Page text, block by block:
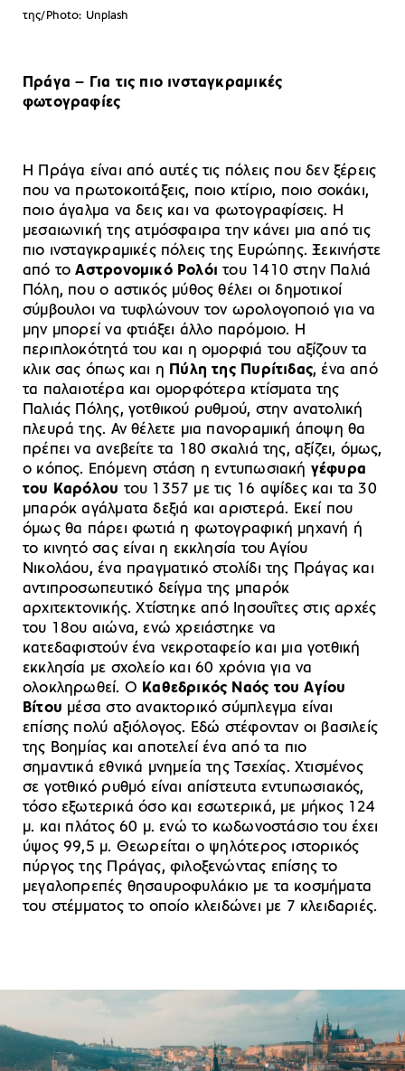
της/Photo: Unplash
Πράγα – Για τις πιο ινσταγκραμικές
φωτογραφίες
Η Πράγα είναι από αυτές τις πόλεις που δεν ξέρεις
που να πρωτοκοιτάξεις, ποιο κτίριο, ποιο σοκάκι,
ποιο άγαλμα να δεις και να φωτογραφίσεις. Η
μεσαιωνική της ατμόσφαιρα την κάνει μια από τις
πιο ινσταγκραμικές πόλεις της Ευρώπης. Ξεκινήστε
από τοΑστρονομικό Ρολόιτου 1410 στην Παλιά
Πόλη, που ο αστικός μύθος θέλει οι δημοτικοί
σύμβουλοι να τυφλώνουν τον ωρολογοποιό για να
μην μπορεί να φτιάξει άλλο παρόμοιο. Η
περιπλοκότητά του και η ομορφιά του αξίζουν τα
κλικ σας όπως και η Πύλη της Πυρίτιδας, ένα από
τα παλαιοτέρα και ομορφότερα κτίσματα της
Παλιάς Πόλης, γοτθικού ρυθμού, στην ανατολική
πλευρά της. Αν θέλετε μια πανοραμική άποψη θα
πρέπει να ανεβείτε τα 180 σκαλιά της, αξίζει, όμως,
ο κόπος. Επόμενη στάση η εντυπωσιακή γέφυρα
του Καρόλου του 1357 με τις 16 αψίδες και τα 30
μπαρόκ αγάλματα δεξιά και αριστερά. Εκεί που
όμως θα πάρει φωτιά η φωτογραφική μηχανή ή
το κινητό σας είναι η εκκλησία του Αγίου
Νικολάου, ένα πραγματικό στολίδι της Πράγας και
αντιπροσωπευτικό δείγμα της μπαρόκ
αρχιτεκτονικής. Χτίστηκε από Ιησουΐτες στις αρχές
του 18ου αιώνα, ενώ χρειάστηκε να
κατεδαφιστούν ένα νεκροταφείο και μια γοτθική
εκκλησία με σχολείο και 60 χρόνια για να
ολοκληρωθεί. Ο Καθεδρικός Ναός του Αγίου
Βίτου μέσα στο ανακτορικό σύμπλεγμα είναι
επίσης πολύ αξιόλογος. Εδώ στέφονταν οι βασιλείς
της Βοημίας και αποτελεί ένα από τα πιο
σημαντικά εθνικά μνημεία της Τσεχίας. Χτισμένος
σε γοτθικό ρυθμό είναι απίστευτα εντυπωσιακός,
τόσο εξωτερικά όσο και εσωτερικά, με μήκος 124
μ. και πλάτος 60 μ. ενώ το κωδωνοστάσιο του έχει
ύψος 99,5 μ. Θεωρείται ο ψηλότερος ιστορικός
πύργος της Πράγας, φιλοξενώντας επίσης το
μεγαλοπρεπές θησαυροφυλάκιο με τα κοσμήματα
του στέμματος το οποίο κλειδώνει με 7 κλειδαριές.